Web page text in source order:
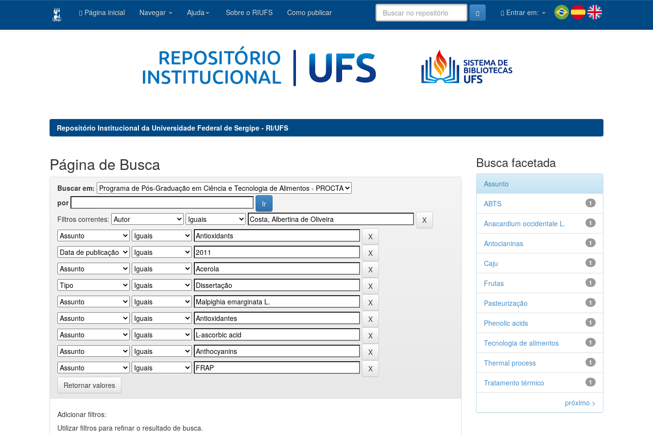
Página inicial Navegar Ajuda Sobre o RIUFS Como publicar Entrar em:
Repositório Institucional da Universidade Federal de Sergipe - RI/UFS
Página de Busca
Buscar em:
por
Filtros correntes:
Retornar valores
Adicionar filtros:
Utilizar filtros para refinar o resultado de busca.
Busca facetada
Assunto
1
ABTS
1
Anacardium occidentale L.
1
Antocianinas
1
Caju
1
Frutas
1
Pasteurização
1
Phenolic acids
1
Tecnologia de alimentos
1
Thermal process
1
Tratamento térmico
próximo >